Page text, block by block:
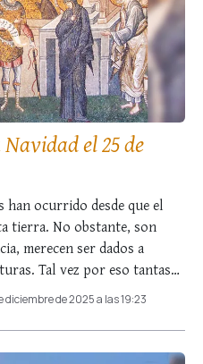
el 25 de
ocurrido desde que el
tierra. No obstante, son
merecen ser dados a
Tal vez por eso tantas
…
diciembre de 2025 a las 19:23